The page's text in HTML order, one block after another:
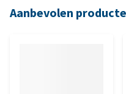
Aanbevolen